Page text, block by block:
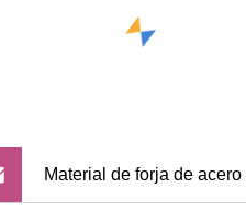
Material de forja de acero